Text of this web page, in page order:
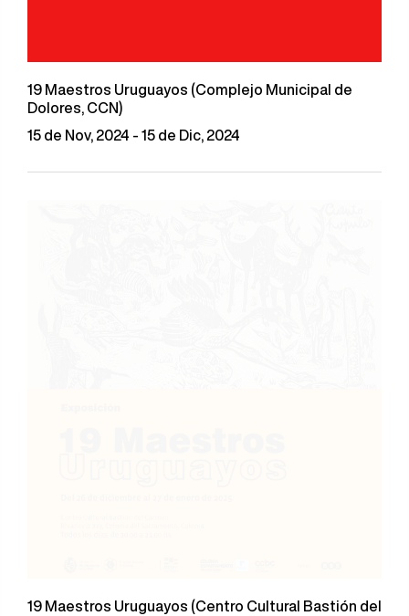
19 Maestros Uruguayos (Complejo Municipal de
Dolores, CCN)
15 de Nov, 2024 - 15 de Dic, 2024
19 Maestros Uruguayos (Centro Cultural Bastión del